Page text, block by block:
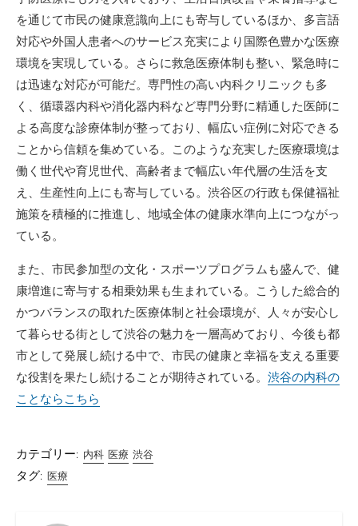
を通じて市民の健康意識向上にも寄与しているほか、多言語
対応や外国人患者へのサービス充実により国際色豊かな医療
環境を実現している。さらに救急医療体制も整い、緊急時に
は迅速な対応が可能だ。専門性の高い内科クリニックも多
く、循環器内科や消化器内科など専門分野に精通した医師に
よる高度な診療体制が整っており、幅広い症例に対応できる
ことから信頼を集めている。このような充実した医療環境は
働く世代や育児世代、高齢者まで幅広い年代層の生活を支
え、生産性向上にも寄与している。渋谷区の行政も保健福祉
施策を積極的に推進し、地域全体の健康水準向上につながっ
ている。
また、市民参加型の文化・スポーツプログラムも盛んで、健
康増進に寄与する相乗効果も生まれている。こうした総合的
かつバランスの取れた医療体制と社会環境が、人々が安心し
て暮らせる街として渋谷の魅力を一層高めており、今後も都
市として発展し続ける中で、市民の健康と幸福を支える重要
な役割を果たし続けることが期待されている。 渋谷の内科の
ことならこちら
カテゴリー: 内科 医療 渋谷
タグ: 医療